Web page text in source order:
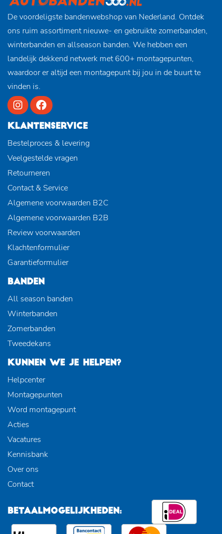
De voordeligste bandenwebshop van Nederland. Ontdek
ons ruim assortiment nieuwe- en gebruikte zomerbanden,
winterbanden en allseason banden. We hebben een
landelijk dekkend netwerk met 600+ montagepunten,
waardoor er altijd een montagepunt bij jou in de buurt te
vinden is.
KLANTENSERVICE
Bestelproces & levering
Veelgestelde vragen
Retourneren
Contact & Service
Algemene voorwaarden B2C
Algemene voorwaarden B2B
Review voorwaarden
Klachtenformulier
Garantieformulier
BANDEN
All season banden
Winterbanden
Zomerbanden
Tweedekans
KUNNEN WE JE HELPEN?
Helpcenter
Montagepunten
Word montagepunt
Acties
Vacatures
Kennisbank
Over ons
Contact
BETAALMOGELIJKHEDEN: